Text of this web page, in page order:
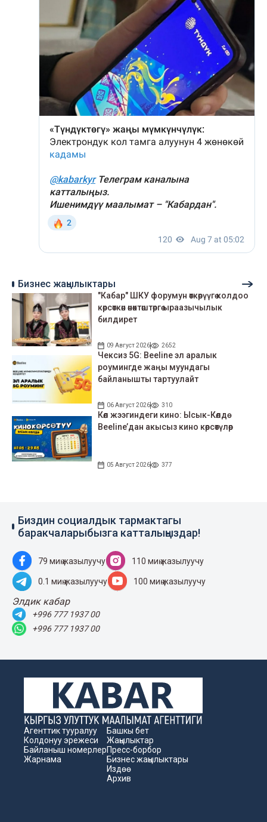
Бизнес жаңылыктары
"Кабар" ШКУ форумун өткөрүүгө колдоо
көрсөткөн өнөктөштөргө ыраазычылык
билдирет
09 Август 2026 2652
Чексиз 5G: Beeline эл аралык
роумингде жаңы муундагы
байланышты тартуулайт
06 Август 2026 310
Көл жээгиндеги кино: Ысык-Көлдө
Beeline’дан акысыз кино көрсөтүлөр
05 Август 2026 377
Биздин социалдык тармактагы
баракчаларыбызга катталыңыздар!
79 миң жазылуучу 110 миң жазылуучу
0.1 миң жазылуучу 100 миң жазылуучу
Элдик кабар
+996 777 1937 00
+996 777 1937 00
Агенттик тууралуу
Колдонуу эрежеси
Байланыш номерлер
Жарнама
Башкы бет
Жаңылыктар
Пресс-борбор
Бизнес жаңылыктары
Издөө
Архив